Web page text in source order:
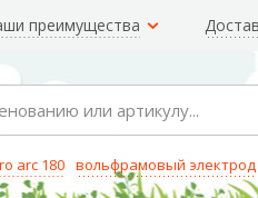
преимущества
arc 180 вольфрамовый электрод